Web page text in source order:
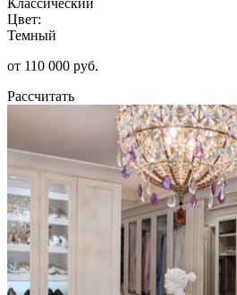
Цвет:
Темный
от 110 000 руб.
Рассчитать